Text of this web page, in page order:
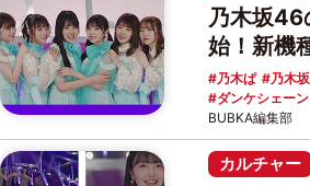
乃木坂46
始！新機
乃木ぱ 乃木
ダンケシェーン
BUBKA編集部
カルチャー